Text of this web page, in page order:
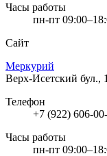
Часы работы
пн-пт
Сайт
Меркурий
Верх-Исетский бул.,
Телефон
+7 (922) 606-
Часы работы
пн-пт